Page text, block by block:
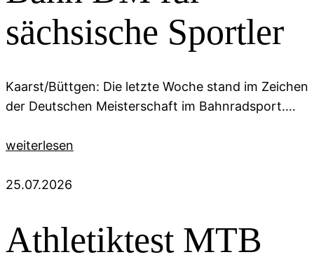
sächsische Sportler
Kaarst/Büttgen: Die letzte Woche stand im Zeichen
der Deutschen Meisterschaft im Bahnradsport.…
weiterlesen
25.07.2026
Athletiktest MTB